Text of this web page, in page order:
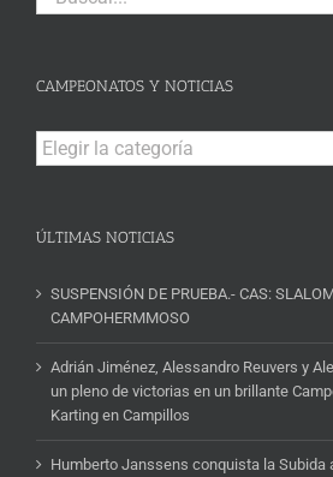
CAMPEONATOS Y NOTICIAS
Campeonatos
y
ÚLTIMAS NOTICIAS
SUSPENSIÓN DE PRUEBA.- CAS:
CAMPOHERMMOSO
Adrián Jiménez, Alessandro Reuvers y
un pleno de victorias en un brillante
Karting en Campillos
Humberto Janssens conquista la Subida